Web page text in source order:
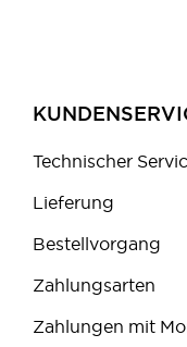
Technischer
Lieferung
Bestellvorgang
Zahlungsarten
Zahlungen mit